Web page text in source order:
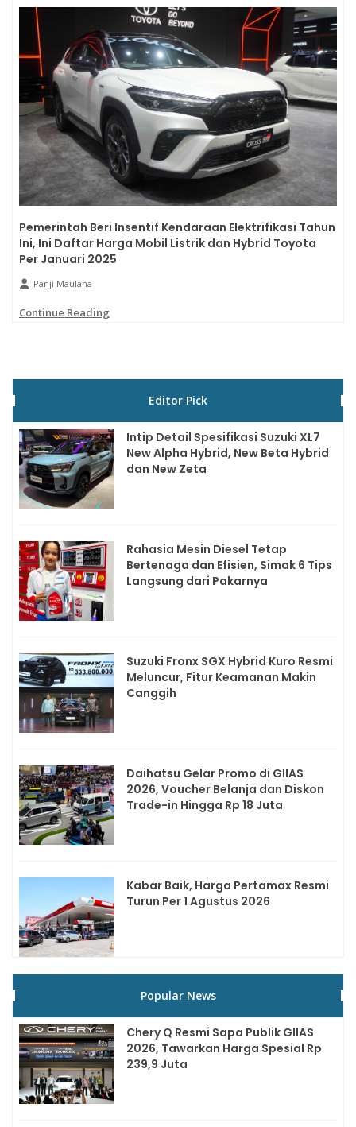
Pemerintah Beri Insentif Kendaraan Elektrifikasi Tahun
Ini, Ini Daftar Harga Mobil Listrik dan Hybrid Toyota
Per Januari 2025
Panji Maulana
Continue Reading
Editor Pick
Intip Detail Spesifikasi Suzuki XL7
New Alpha Hybrid, New Beta Hybrid
dan New Zeta
Rahasia Mesin Diesel Tetap
Bertenaga dan Efisien, Simak 6 Tips
Langsung dari Pakarnya
Suzuki Fronx SGX Hybrid Kuro Resmi
Meluncur, Fitur Keamanan Makin
Canggih
Daihatsu Gelar Promo di GIIAS
2026, Voucher Belanja dan Diskon
Trade-in Hingga Rp 18 Juta
Kabar Baik, Harga Pertamax Resmi
Turun Per 1 Agustus 2026
Popular News
Chery Q Resmi Sapa Publik GIIAS
2026, Tawarkan Harga Spesial Rp
239,9 Juta